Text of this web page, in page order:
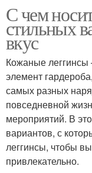
С чем
стильных
вкус
Кожаные
элемент
самых разных
повседневной
мероприятий. В
вариантов, с
леггинсы, чтобы
привлекательно.